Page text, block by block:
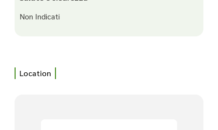
Non Indicati
Location